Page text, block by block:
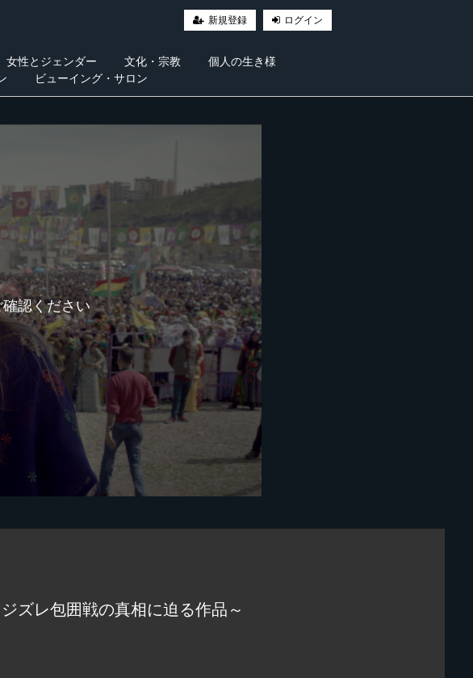
新規登録 ログイン
女性とジェンダー 文化・宗教
個人の生き様
ビューイング・サロン
認ください
ズレ包囲戦の真相に迫る作品～